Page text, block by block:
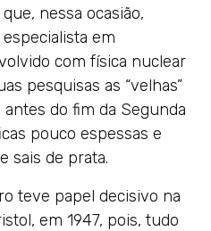
nessa ocasião,
em
com física nuclear
pesquisas as “velhas”
do fim da Segunda
pouco espessas e
sais de prata.
teve papel decisivo na
em 1947, pois, tudo